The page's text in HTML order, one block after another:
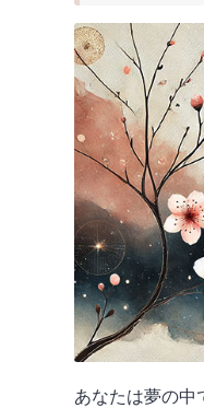
あなたは夢の中